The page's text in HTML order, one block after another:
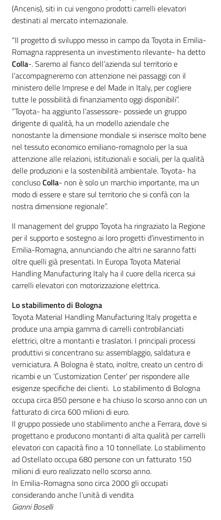
(Ancenis), siti in cui vengono prodotti carrelli elevatori
destinati al mercato internazionale.
“Il progetto di sviluppo messo in campo da Toyota in Emilia-
Romagna rappresenta un investimento rilevante- ha detto
Colla-. Saremo al fianco dell’azienda sul territorio e
l’accompagneremo con attenzione nei passaggi con il
ministero delle Imprese e del Made in Italy, per cogliere
tutte le possibilità di finanziamento oggi disponibili”.
“Toyota- ha aggiunto l’assessore- possiede un gruppo
dirigente di qualità, ha un modello aziendale che
nonostante la dimensione mondiale si inserisce molto bene
nel tessuto economico emiliano-romagnolo per la sua
attenzione alle relazioni, istituzionali e sociali, per la qualità
delle produzioni e la sostenibilità ambientale. Toyota- ha
conclusoColla- non è solo un marchio importante, ma un
modo di essere e stare sul territorio che si confà con la
nostra dimensione regionale”.
Il management del gruppo Toyota ha ringraziato la Regione
per il supporto e sostegno ai loro progetti d’investimento in
Emilia-Romagna, annunciando che altri ne saranno fatti
oltre quelli già presentati. In Europa Toyota Material
Handling Manufacturing Italy ha il cuore della ricerca sui
carrelli elevatori con motorizzazione elettrica.
Lo stabilimento di Bologna
Toyota Material Handling Manufacturing Italy progetta e
produce una ampia gamma di carrelli controbilanciati
elettrici, oltre a montanti e traslatori. I principali processi
produttivi si concentrano su: assemblaggio, saldatura e
verniciatura. A Bologna è stato, inoltre, creato un centro di
ricambi e un ‘Customization Center’ per rispondere alle
esigenze specifiche dei clienti. Lo stabilimento di Bologna
occupa circa 850 persone e ha chiuso lo scorso anno con un
fatturato di circa 600 milioni di euro.
Il gruppo possiede uno stabilimento anche a Ferrara, dove si
progettano e producono montanti di alta qualità per carrelli
elevatori con capacità fino a 10 tonnellate. Lo stabilimento
ad Ostellato occupa 680 persone con un fatturato 150
milioni di euro realizzato nello scorso anno.
In Emilia-Romagna sono circa 2000 gli occupati
considerando anche l’unità di vendita
Gianni Boselli